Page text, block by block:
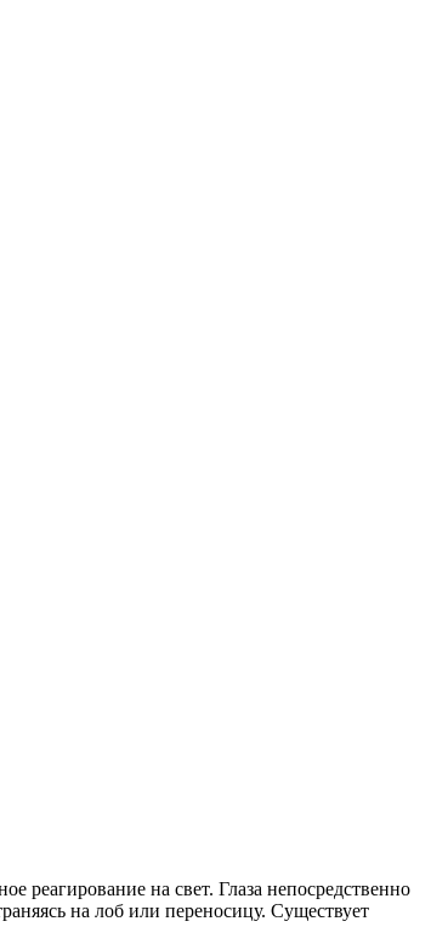
реагирование на свет. Глаза непосредственно
на лоб или переносицу. Существует